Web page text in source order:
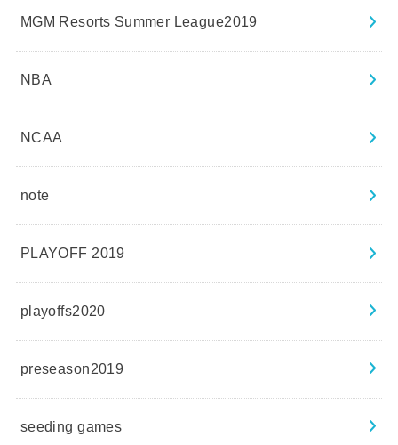
MGM Resorts Summer League2019
NBA
NCAA
note
PLAYOFF 2019
playoffs2020
preseason2019
seeding games